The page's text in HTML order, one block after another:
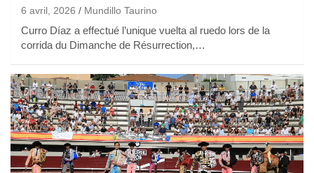
6 avril, 2026 Mundillo Taurino
Curro Díaz a effectué l’unique vuelta al ruedo lors de la
corrida du Dimanche de Résurrection,…